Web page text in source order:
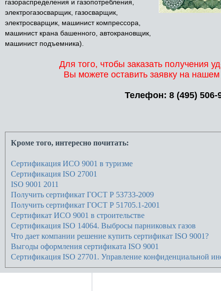
газораспределения и газопотребления,
электрогазосварщик, газосварщик,
электросварщик, машинист компрессора,
машинист крана башенного, автокрановщик,
машинист подъемника).
Для того, чтобы заказать получения
Вы можете оставить заявку на
Телефон: 8 (495) 506-
Кроме того, интересно почитать:
Сертификация ИСО 9001 в туризме
Сертификация ISO 27001
ISO 9001 2011
Получить сертификат ГОСТ Р 53733-2009
Получить сертификат ГОСТ Р 51705.1-2001
Сертификат ИСО 9001 в строительстве
Сертификация ISO 14064. Выбросы парниковых газов
Что дает компании решение купить сертификат ISO 9001?
Выгоды оформления сертификата ISO 9001
Сертификация ISO 27701. Управление конфиденциальной